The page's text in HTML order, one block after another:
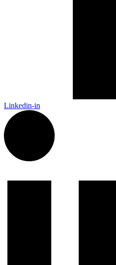
Linkedin-in